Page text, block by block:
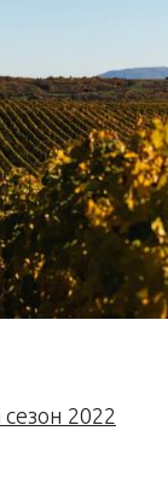
2022